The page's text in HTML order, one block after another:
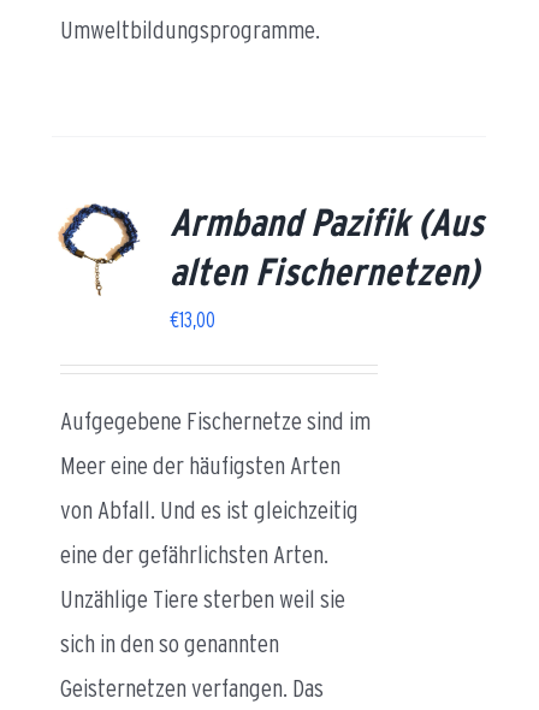
Umweltbildungsprogramme.
Armband Pazifik (Aus
alten Fischernetzen)
€13,00
Aufgegebene Fischernetze sind im
Meer eine der häufigsten Arten
von Abfall. Und es ist gleichzeitig
eine der gefährlichsten Arten.
Unzählige Tiere sterben weil sie
sich in den so genannten
Geisternetzen verfangen. Das